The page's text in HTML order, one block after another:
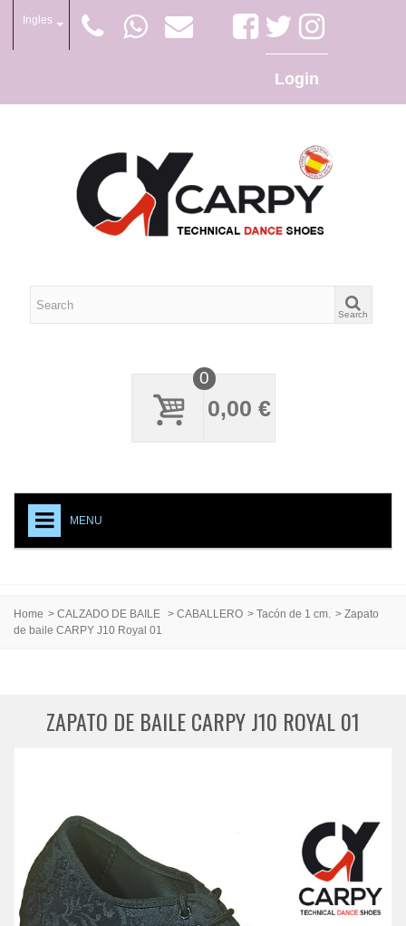
Ingles
Login
Search
0
0,00 €
MENU
MEDIAS PROFESIONALES
Home > CALZADO DE BAILE > CABALLERO > Tacón de 1 cm. > Zapato
de baile CARPY J10 Royal 01
ZAPATO DE BAILE CARPY J10 ROYAL 01